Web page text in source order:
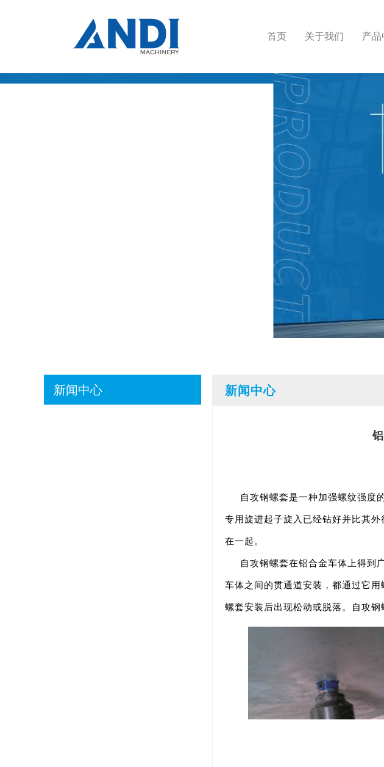
首页 关于我们 产品
新闻中心 新闻中心
自攻钢螺套是一种加强螺纹强度
专用旋进起子旋入已经钻好并比其
在一起。
自攻钢螺套在铝合金车体上得到
车体之间的贯通道安装，都通过它
螺套安装后出现松动或脱落。自攻